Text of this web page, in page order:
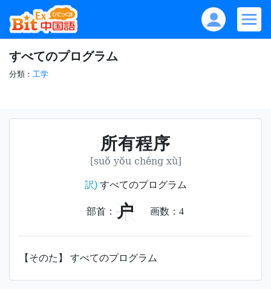
すべてのプログラム
分類： 工学
所有程序
[suǒ yǒu chéng xù]
訳)すべてのプログラム
部首： 户 画数： 4
【そのた】 すべてのプログラム